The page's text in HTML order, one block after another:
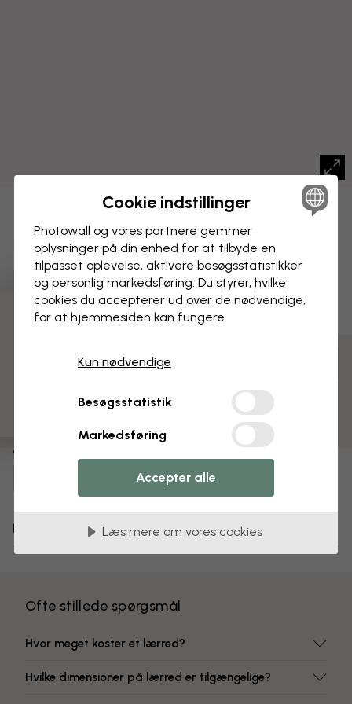
Blandet tekstureret maling - Satin
Latour
Tilpas og bestil
Færdigsamlet og klar til ophængning
Mat overflade
Varenummer:
Levering og returnering
Ofte stillede spørgsmål
Hvor meget koster et lærred?
Hvilke dimensioner på lærred er tilgængelige?
Cookie indstillinger
Photowall og vores partnere gemmer
oplysninger på din enhed for at tilbyde en
tilpasset oplevelse, aktivere besøgs­statistikker
og personlig markedsføring. Du styrer, hvilke
cookies du accepterer ud over de nødvendige,
for at hjemmesiden kan fungere.
Kun nødvendige
Besøgsstatistik
Markedsføring
Accepter alle
Læs mere om vores cookies